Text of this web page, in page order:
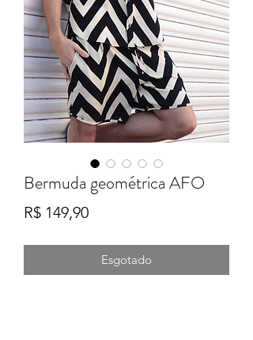
Bermuda geométrica AFO
R$ 149,90Preço
Esgotado